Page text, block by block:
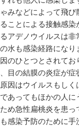
みなどによって飛び
ことによる接触感染
アデノウイルスは非
水も感染経路になり
のひとつとされてお
目の結膜の炎症が症
因はウイルスもしく
あってもほかの人に
め急性扁桃炎を患っ
感染予防のために手